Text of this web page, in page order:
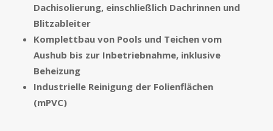
Dachisolierung, einschließlich Dachrinnen und
Blitzableiter
Komplettbau von Pools und Teichen vom
Aushub bis zur Inbetriebnahme, inklusive
Beheizung
Industrielle Reinigung der Folienflächen
(mPVC)